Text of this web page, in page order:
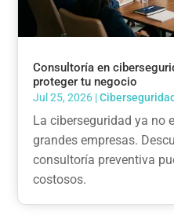
Consultoría en
proteger tu negocio
Jul 25, 2026 |Ciberseguridad
La ciberseguridad ya no
grandes empresas.
consultoría preventiva
costosos.